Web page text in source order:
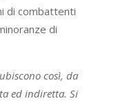
di combattenti
di
così, da
ed indiretta. Si